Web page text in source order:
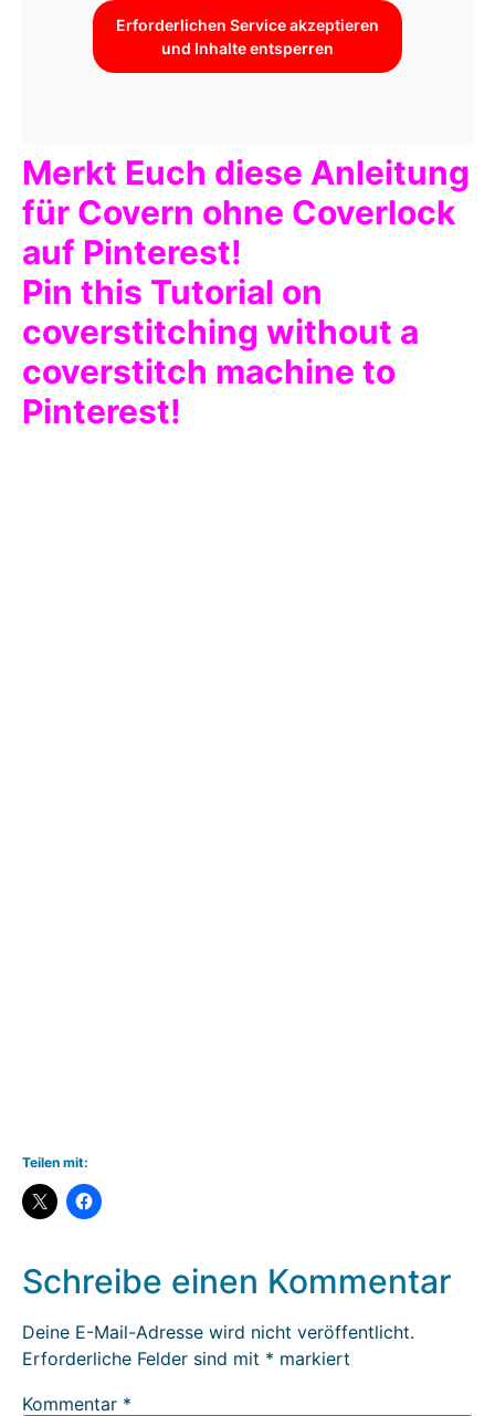
Erforderlichen Service akzeptieren
und Inhalte entsperren
Merkt Euch diese Anleitung
für Covern ohne Coverlock
auf Pinterest!
Pin this Tutorial on
coverstitching without a
coverstitch machine to
Pinterest!
Teilen mit:
Schreibe einen Kommentar
Deine E-Mail-Adresse wird nicht veröffentlicht.
Erforderliche Felder sind mit * markiert
Kommentar *